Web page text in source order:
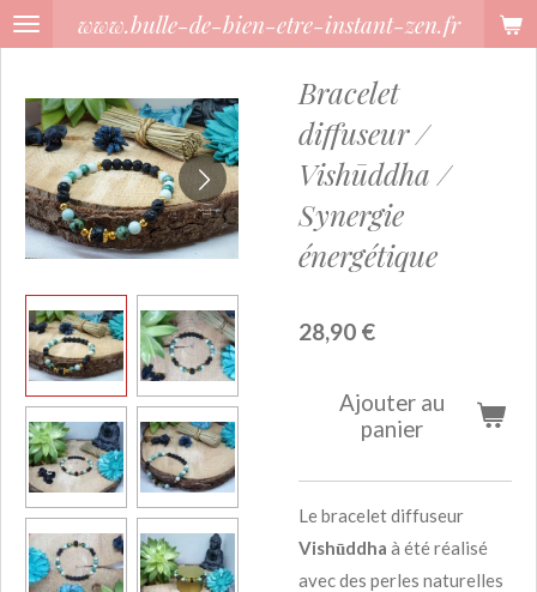
Passer
principal
www.bulle-de-bien-etre-instant-zen.fr
Bracelet
diffuseur /
Vishūddha /
Synergie
énergétique
28,90 €
Ajouter au
panier
Le bracelet diffuseur
Vishūddha à été réalisé
avec des perles naturelles